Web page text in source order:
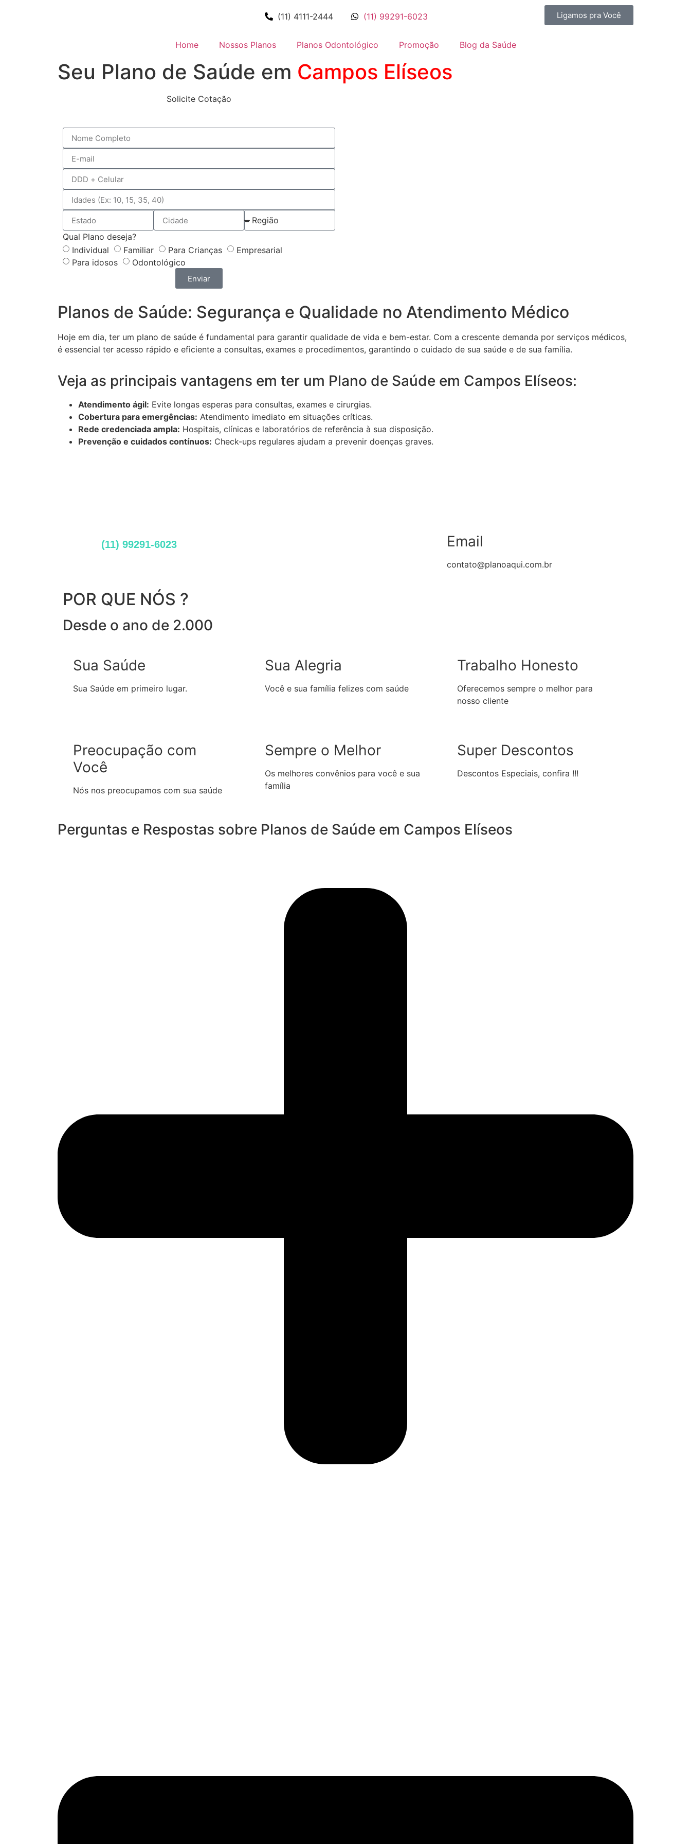
(11) 4111-2444 (11) 99291-6023 Ligamos pra Você
Home Nossos Planos Planos Odontológico Promoção Blog da Saúde
Seu Plano de Saúde em Campos Elíseos
Solicite Cotação
Qual Plano deseja?
Individual
Familiar Para Crianças
Empresarial
Para idosos
Odontológico
Enviar
Planos de Saúde: Segurança e Qualidade no Atendimento Médico
Hoje em dia, ter um plano de saúde é fundamental para garantir qualidade de vida e bem-estar. Com a crescente demanda por serviços médicos,
é essencial ter acesso rápido e eficiente a consultas, exames e procedimentos, garantindo o cuidado de sua saúde e de sua família.
Veja as principais vantagens em ter um Plano de Saúde em Campos Elíseos:
Atendimento ágil: Evite longas esperas para consultas, exames e cirurgias.
Cobertura para emergências: Atendimento imediato em situações críticas.
Rede credenciada ampla: Hospitais, clínicas e laboratórios de referência à sua disposição.
Prevenção e cuidados contínuos: Check-ups regulares ajudam a prevenir doenças graves.
(11) 99291-6023 Email
contato@planoaqui.com.br
POR QUE NÓS ?
Desde o ano de 2.000
Sua Saúde
Sua Saúde em primeiro lugar.
Sua Alegria
Você e sua família felizes com saúde
Trabalho Honesto
Oferecemos sempre o melhor para
nosso cliente
Preocupação com
Você
Nós nos preocupamos com sua saúde
Sempre o Melhor
Os melhores convênios para você e sua
família
Super Descontos
Descontos Especiais, confira !!!
Perguntas e Respostas sobre Planos de Saúde em Campos Elíseos